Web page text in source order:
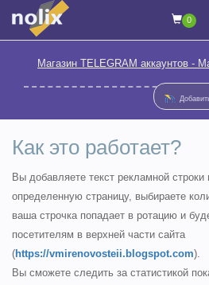
0
Магазин TELEGRAM аккаунтов -
Как это работает?
Вы добавляете текст рекламной
определенную страницу, выбираете
ваша строчка попадает в ротацию и
посетителям в верхней части сайта
(https://vmirenovosteii.blogspot.com).
Вы сможете следить за статистикой